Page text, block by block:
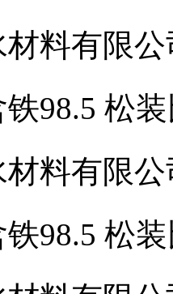
料有限公
98.5 松装
料有限公
98.5 松装